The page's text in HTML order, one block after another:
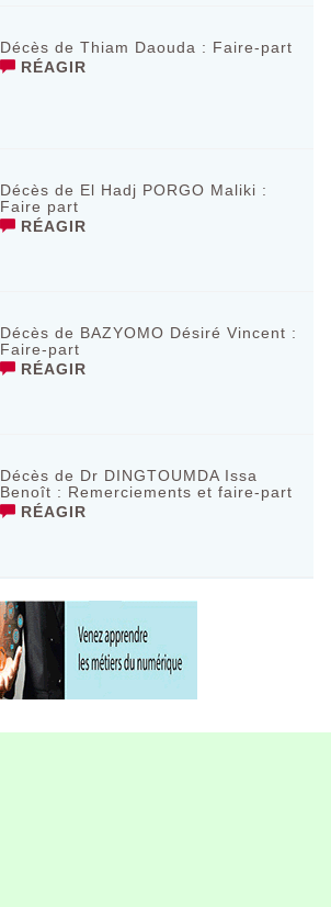
Décès de Thiam Daouda : Faire-part
RÉAGIR
Décès de El Hadj PORGO Maliki :
Faire part
RÉAGIR
Décès de BAZYOMO Désiré Vincent :
Faire-part
RÉAGIR
Décès de Dr DINGTOUMDA Issa
Benoît : Remerciements et faire-part
RÉAGIR